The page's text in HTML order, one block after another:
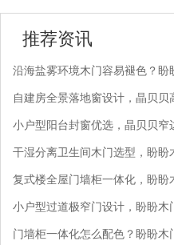
推荐资讯
沿海盐雾环境木门容易褪色？
自建房全景落地窗设计，晶贝
小户型阳台封窗优选，晶贝贝
干湿分离卫生间木门选型，盼
复式楼全屋门墙柜一体化，盼盼
小户型过道极窄门设计，盼盼
门墙柜一体化怎么配色？盼盼